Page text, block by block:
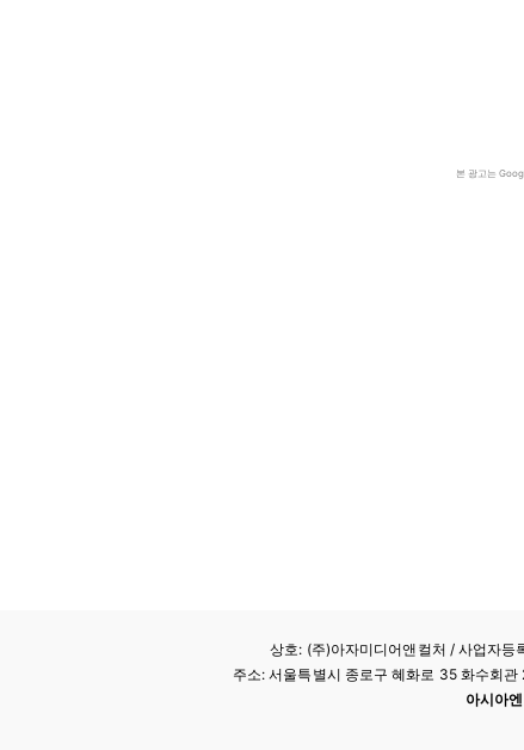
본 광고는
상호: (주)아자미디어앤컬처 /사업자등
주소: 서울특별시 종로구 혜화로 35 화수회
아시아